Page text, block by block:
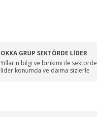
OKKA GRUP SEKTÖRDE LİDER
Yılların bilgi ve birikimi ile sektörde
lider konumda ve daima sizlerle